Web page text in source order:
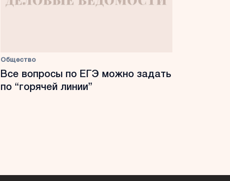
Общество
Все вопросы по ЕГЭ можно задать
по “горячей линии”